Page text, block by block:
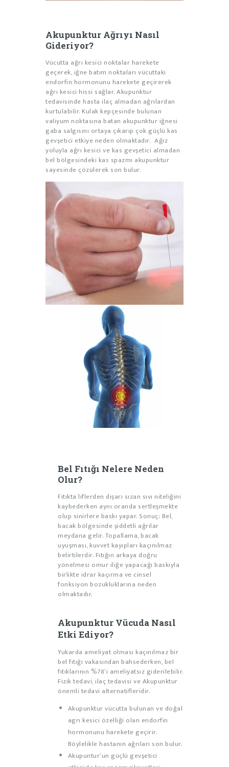
Akupunktur Ağrıyı Nasıl
Gideriyor?
Vücutta ağrı kesici noktalar harekete
geçerek, iğne batım noktaları vücuttaki
endorfin hormonunu harekete geçirerek
ağrı kesici hissi sağlar. Akupunktur
tedavisinde hasta ilaç almadan ağrılardan
kurtulabilir. Kulak kepçesinde bulunan
valiyum noktasına batan akupunktur iğnesi
gaba salgısını ortaya çıkarıp çok güçlü kas
gevşetici etkiye neden olmaktadır. Ağız
yoluyla ağrı kesici ve kas gevşetici almadan
bel bölgesindeki kas spazmı akupunktur
sayesinde çözülerek son bulur.
Bel Fıtığı Nelere Neden
Olur?
Fıtıkta liflerden dışarı sızan sıvı niteliğini
kaybederken aynı oranda sertleşmekte
olup sinirlere baskı yapar. Sonuç; Bel,
bacak bölgesinde şiddetli ağrılar
meydana gelir. Topallama, bacak
uyuşması, kuvvet kayıpları kaçınılmaz
belirtilerdir. Fıtığın arkaya doğru
yönelmesi omur iliğe yapacağı baskıyla
birlikte idrar kaçırma ve cinsel
fonksiyon bozukluklarına neden
olmaktadır.
Akupunktur Vücuda Nasıl
Etki Ediyor?
Yukarda ameliyat olması kaçınılmaz bir
bel fıtığı vakasından bahsederken, bel
fıtıklarının %78’i ameliyatsız giderilebilir.
Fizik tedavi, ilaç tedavisi ve Akupunktur
önemli tedavi alternatifleridir.
Akupunktur vücutta bulunan ve doğal
agrı kesici özelliği olan endorfin
hormonunu harekete geçirir.
Böylelikle hastanın ağrıları son bulur.
Akupuntur’un güçlü gevşetici